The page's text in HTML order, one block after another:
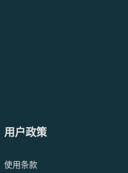
用户政策
使用条款